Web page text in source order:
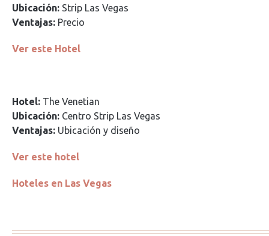
Ubicación: Strip Las Vegas
Ventajas: Precio
Ver este Hotel
Hotel: The Venetian
Ubicación: Centro Strip Las Vegas
Ventajas: Ubicación y diseño
Ver este hotel
Hoteles en Las Vegas